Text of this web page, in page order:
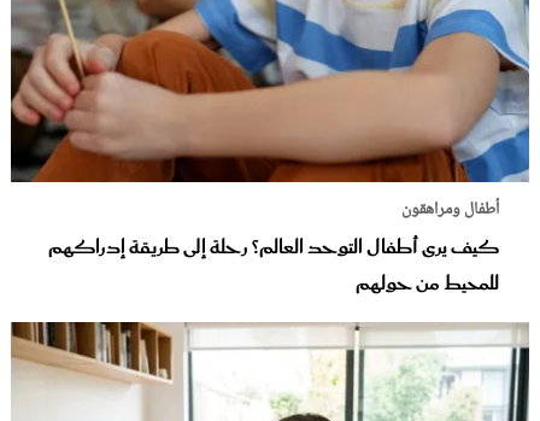
أطفال ومراهقون
كيف يرى أطفال التوحد العالم؟ رحلة إلى طريقة إدراكهم
للمحيط من حولهم